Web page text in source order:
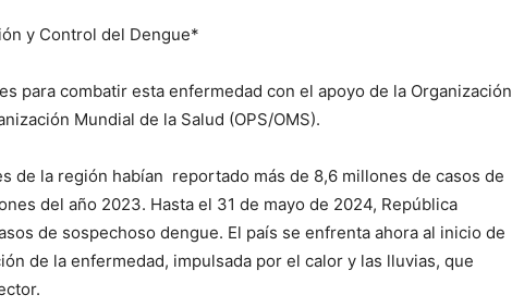
y Control del Dengue*
para combatir esta enfermedad con el apoyo de la Organización
Mundial de la Salud (OPS/OMS).
de la región habían reportado más de 8,6 millones de casos de
del año 2023. Hasta el 31 de mayo de 2024, República
de sospechoso dengue. El país se enfrenta ahora al inicio de
de la enfermedad, impulsada por el calor y las lluvias, que